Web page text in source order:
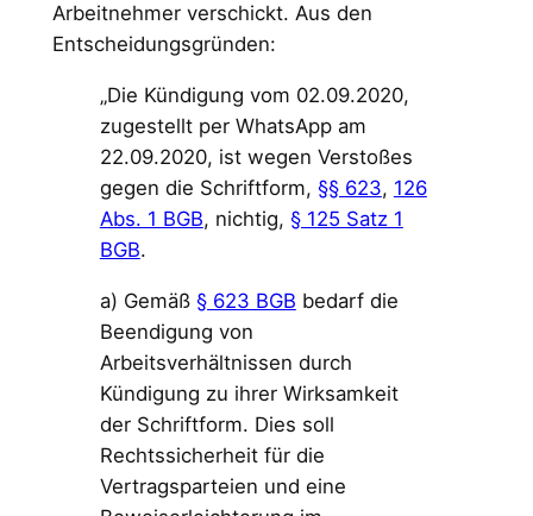
Arbeitnehmer verschickt. Aus den
Entscheidungsgründen:
„Die Kündigung vom 02.09.2020,
zugestellt per WhatsApp am
22.09.2020, ist wegen Verstoßes
gegen die Schriftform, §§ 623, 126
Abs. 1 BGB, nichtig, § 125 Satz 1
BGB.
a) Gemäß § 623 BGB bedarf die
Beendigung von
Arbeitsverhältnissen durch
Kündigung zu ihrer Wirksamkeit
der Schriftform. Dies soll
Rechtssicherheit für die
Vertragsparteien und eine